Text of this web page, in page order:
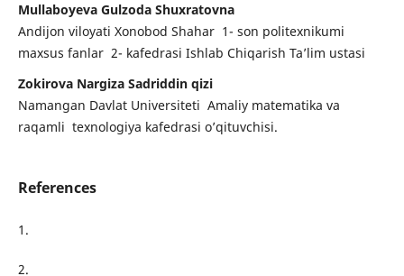
Mullaboyeva Gulzoda Shuxratovna
Andijon viloyati Xonobod Shahar 1- son politexnikumi
maxsus fanlar 2- kafedrasi Ishlab Chiqarish Ta’lim ustasi
Zokirova Nargiza Sadriddin qizi
Namangan Davlat Universiteti Amaliy matematika va
raqamli texnologiya kafedrasi o’qituvchisi.
References
1.
2.